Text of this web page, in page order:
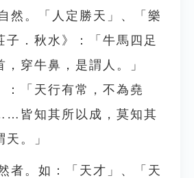
然。「人定勝天」、「樂
子．秋水》：「牛馬四足
，穿牛鼻，是謂人。」
：「天行有常，不為堯
皆知其所以成，莫知其
。」
者。如：「天才」、「天